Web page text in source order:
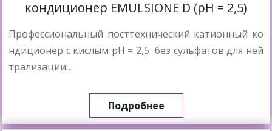
кондиционер EMULSIONE D (pH = 2,5)
Профессиональный посттехнический катионный ко
ндиционер с кислым pH = 2,5 без сульфатов для ней
трализации…
Подробнее